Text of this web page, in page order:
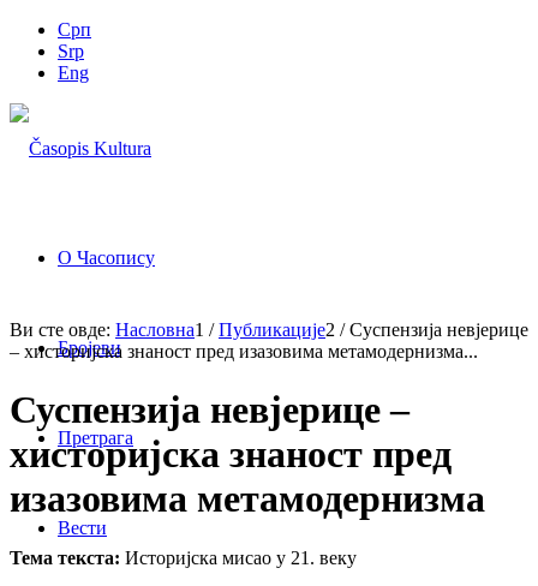
Срп
Srp
Eng
О Часопису
Бројеви
Претрага
Вести
Ви сте овде: Насловна1 / Публикације2 / Суспензија невјерице
– хисторијска знаност пред изазовима метамодернизма...
Суспензија невјерице –
хисторијска знаност пред
изазовима метамодернизма
Тема текста: Историјска мисао у 21. веку